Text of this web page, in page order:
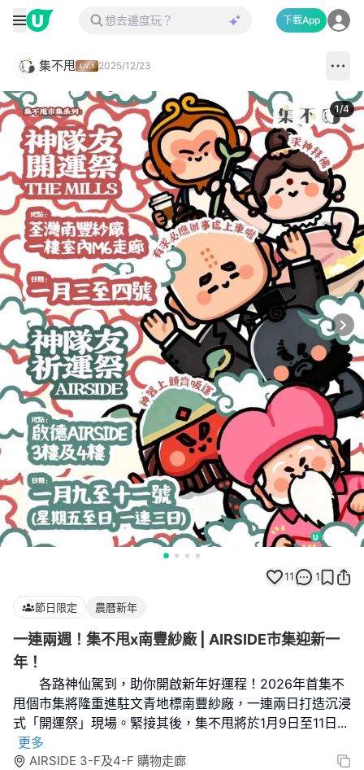
下載App
集不甩 2025/12/23
1/4
11 1
節日限定 農曆新年
一連兩週！集不甩x南豐紗廠 | AIRSIDE市集迎新一
年！
各路神仙駕到，助你開啟新年好運程！2026年首集不
甩個市集將隆重進駐文青地標南豐紗廠，一連兩日打造沉浸
式「開運祭」現場。緊接其後，集不甩將於1月9日至11日 ...
更多
AIRSIDE 3-F及4-F 購物走廊